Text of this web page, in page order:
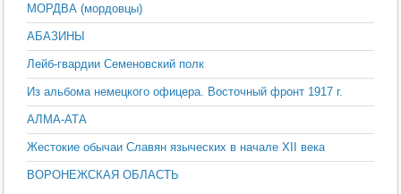
МОРДВА (мордовцы)
АБАЗИНЫ
Лейб-гвардии Семеновский полк
Из альбома немецкого офицера. Восточный фронт 1917 г.
АЛМА-АТА
Жестокие обычаи Славян языческих в начале XII века
ВОРОНЕЖСКАЯ ОБЛАСТЬ